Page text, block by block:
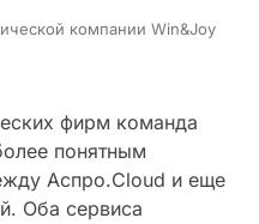
компании Win&Joy
фирм команда
понятным
Аспро.Cloud и еще
Оба сервиса